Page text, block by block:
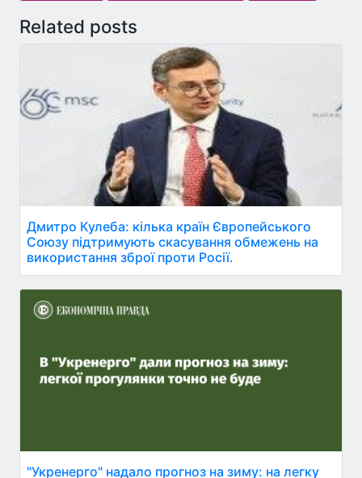
Related posts
Дмитро Кулеба: кілька країн Європейського
Союзу підтримують скасування обмежень на
використання зброї проти Росії.
"Укренерго" надало прогноз на зиму: на легку